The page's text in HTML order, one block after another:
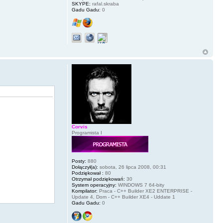
SKYPE: rafal.skraba
Gadu Gadu: 0
Corvis
Programista I
Posty: 880
Dołączył(a): sobota, 26 lipca 2008, 00:31
Podziękował : 80
Otrzymał podziękowań: 30
System operacyjny: WINDOWS 7 64-bity
Kompilator: Praca - C++ Builder XE2 ENTERPRISE -
Update 4, Dom - C++ Builder XE4 - Uddate 1
Gadu Gadu: 0